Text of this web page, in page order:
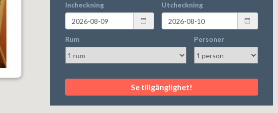
Incheckning Utcheckning
Rum Personer
Se tillgänglighet!